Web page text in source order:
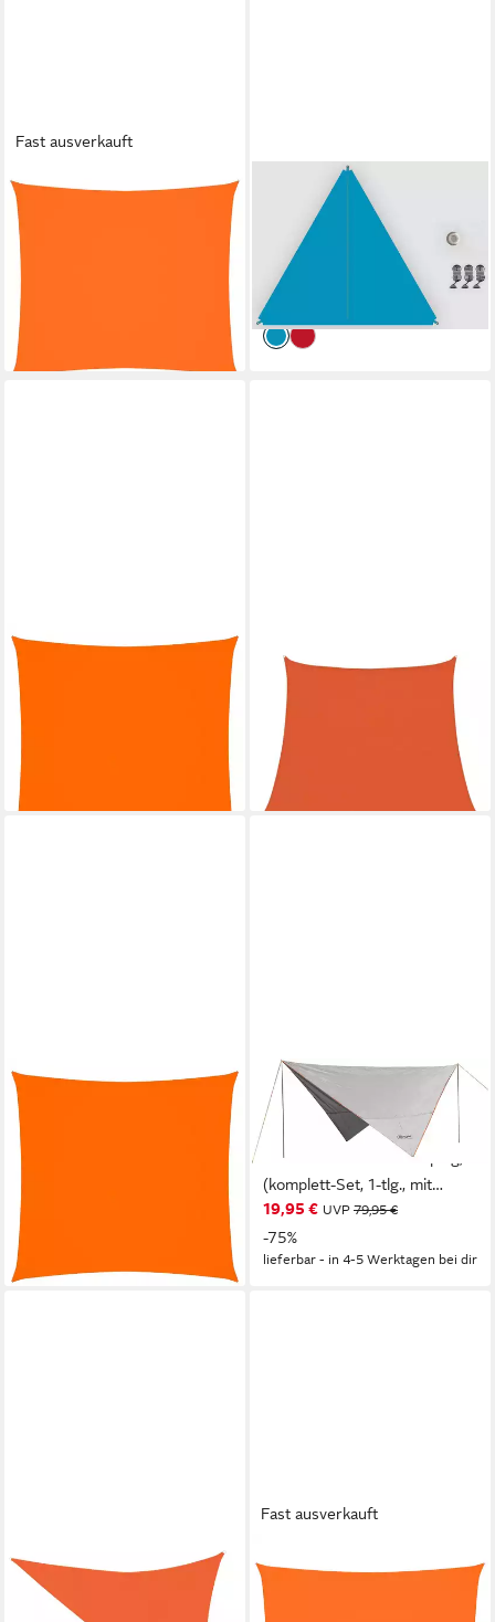
Fast ausverkauft
VIDAXL
Sonnensegel Sonnensegel
Oxford-Gewebe Rechteckig
2x2,5 m Orange, (1-tlg)
lieferbar - in 5-6 Werktagen bei dir
Sonnensegel Zip-Protect
Canvas Single
86,99 €
99,95 €
-13%
lieferbar - in 6-8 Werktagen bei dir
VIDAXL
Sonnensegel Sonnensegel
Oxford-Gewebe Quadratisch
2,5x2,5 m Orange, (1-tlg)
(4,16 €/ 1 qm)
lieferbar - in 5-6 Werktagen bei dir
Sonnensegel Sonnensegel
160 g/m² Trapezform Orange
3/4x3 m HDPE, (1-tlg)
31,99 €
lieferbar - in 5-6 Werktagen bei dir
VIDAXL
Sonnensegel Sonnensegel
Oxford-Gewebe Quadratisch
2x2 m Orange, (1-tlg)
(7,00 €/ 1 qm)
lieferbar - in 5-6 Werktagen bei dir
PORTAL OUTDOOR
Sonnensegel "Mesa grau -
orange" Camping Markise,
350x350x220 cm Camping,
(komplett-Set, 1-tlg., mit
Transporttasche), UV 50+
inkl. Transporttasche
19,95 € UVP 79,95 €
-75%
lieferbar - in 4-5 Werktagen bei dir
VIDAXL
Sonnensegel Sonnensegel
160 g m² Orange 3x3x4,2 m
Fast ausverkauft
Oxford-Gewebe Rechteckig